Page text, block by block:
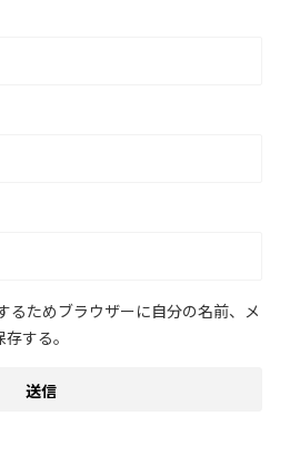
るためブラウザーに自分の名前、メ
する。